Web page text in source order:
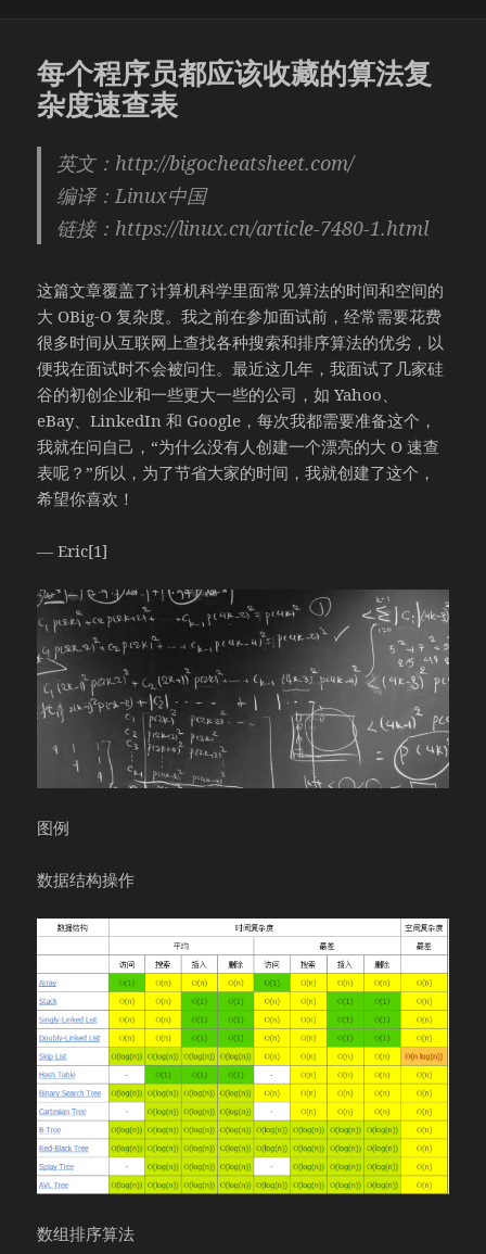
每个程序员都应该收藏的算法复
杂度速查表
英文：http://bigocheatsheet.com/
编译：Linux中国
链接：https://linux.cn/article-7480-1.html
这篇文章覆盖了计算机科学里面常见算法的时间和空间的
大 OBig-O 复杂度。我之前在参加面试前，经常需要花费
很多时间从互联网上查找各种搜索和排序算法的优劣，以
便我在面试时不会被问住。最近这几年，我面试了几家硅
谷的初创企业和一些更大一些的公司，如 Yahoo、
eBay、LinkedIn 和 Google，每次我都需要准备这个，
我就在问自己，“为什么没有人创建一个漂亮的大 O 速查
表呢？”所以，为了节省大家的时间，我就创建了这个，
希望你喜欢！
— Eric[1]
图例
数据结构操作
数组排序算法